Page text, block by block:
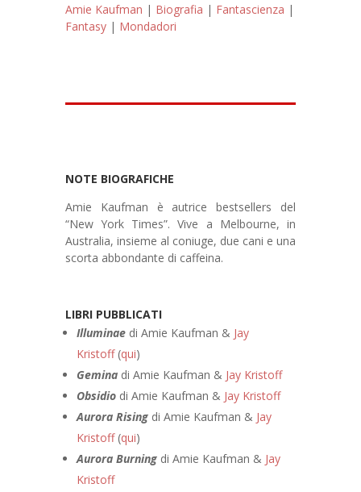
Amie Kaufman‎ | Biografia | Fantascienza |
Fantasy| Mondadori
NOTE BIOGRAFICHE
Amie Kaufman è autrice bestsellers del
“New York Times”. Vive a Melbourne, in
Australia, insieme al coniuge, due cani e una
scorta abbondante di caffeina.
LIBRI PUBBLICATI
Illuminaedi Amie Kaufman & Jay
Kristoff(qui)
Geminadi Amie Kaufman & Jay Kristoff
Obsidiodi Amie Kaufman & Jay Kristoff
Aurora Risingdi Amie Kaufman & Jay
Kristoff(qui)
Aurora Burningdi Amie Kaufman & Jay
Kristoff